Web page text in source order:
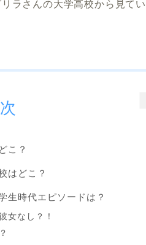
ラさんの大学高校から見てい
こ？
はどこ？
生時代エピソードは？
女なし？！